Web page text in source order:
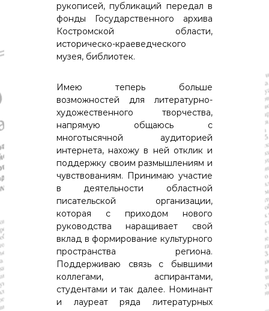
рукописей, публикаций передал в
фонды Государственного архива
Костромской области,
историческо-краеведческого
музея, библиотек.
Имею теперь больше
возможностей для литературно-
художественного творчества,
напрямую общаюсь с
многотысячной аудиторией
интернета, нахожу в ней отклик и
поддержку своим размышлениям и
чувствованиям. Принимаю участие
в деятельности областной
писательской организации,
которая с приходом нового
руководства наращивает свой
вклад в формирование культурного
пространства региона.
Поддерживаю связь с бывшими
коллегами, аспирантами,
студентами и так далее. Номинант
и лауреат ряда литературных